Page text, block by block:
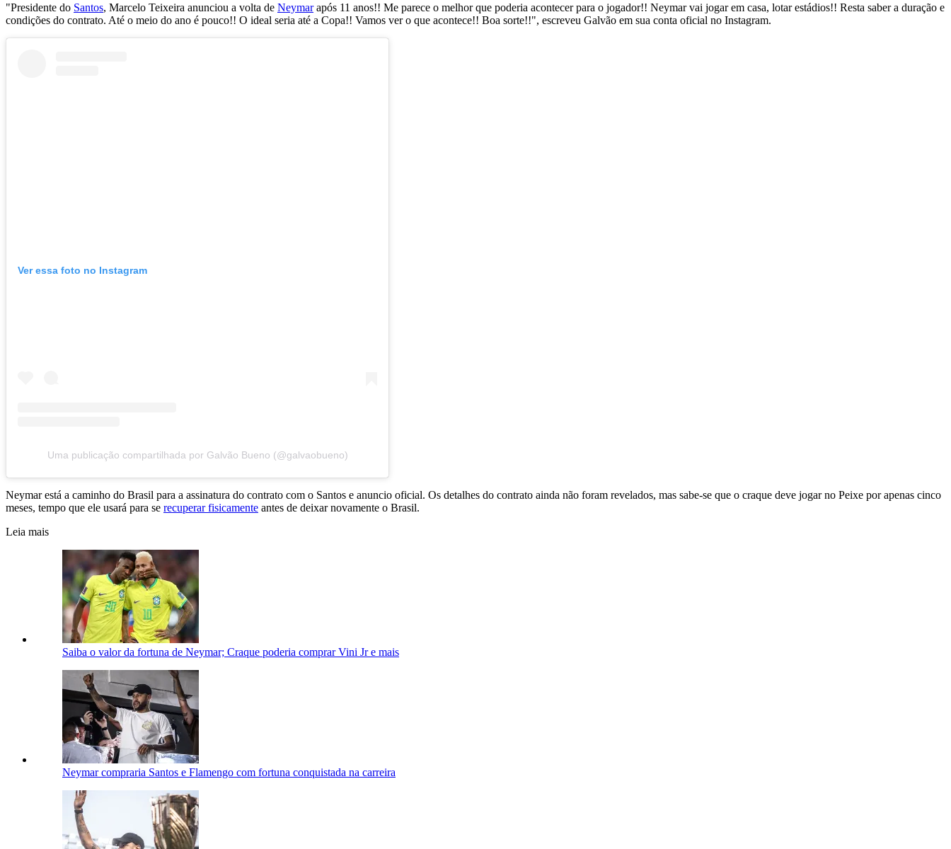
"Presidente do Santos, Marcelo Teixeira anunciou a volta de Neymarapós 11 anos!! Me parece o melhor que poderia acontecer para o jogador!! Neymar vai jogar em casa, lotar estádios!! Resta saber a duração e
condições do contrato. Até o meio do ano é pouco!! O ideal seria até a Copa!! Vamos ver o que acontece!! Boa sorte!!", escreveu Galvão em sua conta oficial no Instagram.
Ver essa foto no Instagram
Uma publicação compartilhada por Galvão Bueno (@galvaobueno)
Neymar está a caminho do Brasil para a assinatura do contrato com o Santos e anuncio oficial. Os detalhes do contrato ainda não foram revelados, mas sabe-se que o craque deve jogar no Peixe por apenas cinco
meses, tempo que ele usará para se recuperar fisicamente antes de deixar novamente o Brasil.
Leia mais
Saiba o valor da fortuna de Neymar; Craque poderia comprar Vini Jr e mais
Neymar compraria Santos e Flamengo com fortuna conquistada na carreira